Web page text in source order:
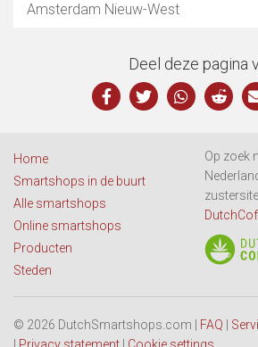
Amsterdam Nieuw-West
Deel deze pagina
Home
Smartshops in de buurt
Alle smartshops
Online smartshops
Producten
Steden
Op zoek
zustersite
© 2026 DutchSmartshops.com | FAQ